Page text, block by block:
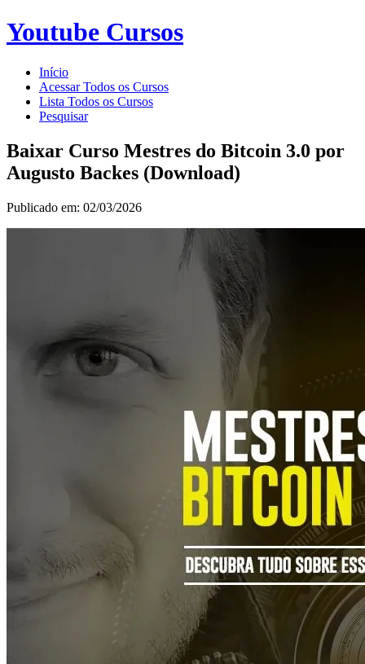
Youtube Cursos
Início
Acessar Todos os Cursos
Lista Todos os Cursos
Pesquisar
Baixar Curso Mestres do Bitcoin 3.0 por
Augusto Backes (Download)
Publicado em: 02/03/2026